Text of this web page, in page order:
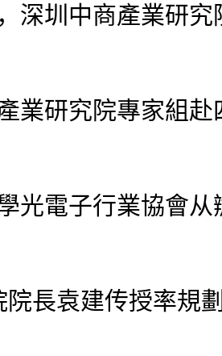
圳中商產業研究
研究院專家組赴
電子行業協會从
袁建传授率規劃